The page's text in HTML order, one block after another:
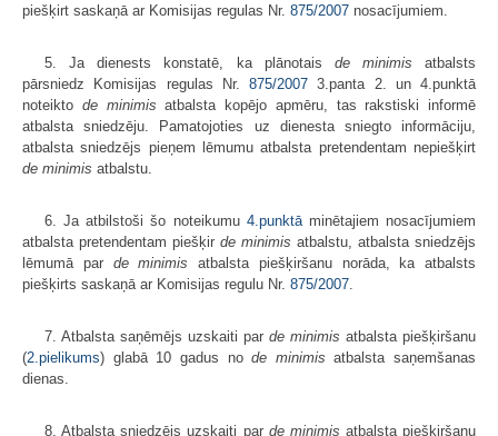
piešķirt saskaņā ar Komisijas regulas Nr. 875/2007 nosacījumiem.
5. Ja dienests konstatē, ka plānotais de minimis atbalsts
pārsniedz Komisijas regulas Nr. 875/2007 3.panta 2. un 4.punktā
noteikto de minimis atbalsta kopējo apmēru, tas rakstiski informē
atbalsta sniedzēju. Pamatojoties uz dienesta sniegto informāciju,
atbalsta sniedzējs pieņem lēmumu atbalsta pretendentam nepiešķirt
de minimis atbalstu.
6. Ja atbilstoši šo noteikumu 4.punktāminētajiem nosacījumiem
atbalsta pretendentam piešķir de minimis atbalstu, atbalsta sniedzējs
lēmumā par de minimis atbalsta piešķiršanu norāda, ka atbalsts
piešķirts saskaņā ar Komisijas regulu Nr. 875/2007
7. Atbalsta saņēmējs uzskaiti par de minimis atbalsta piešķiršanu
(2.pielikums) glabā 10 gadus node minimis atbalsta saņemšanas
dienas.
8. Atbalsta sniedzējs uzskaiti par de minimis atbalsta piešķiršanu